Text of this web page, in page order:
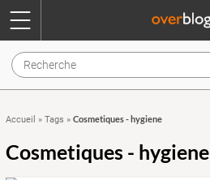
Accueil » Tags » Cosmetiques - hygiene
Cosmetiques - hygiene